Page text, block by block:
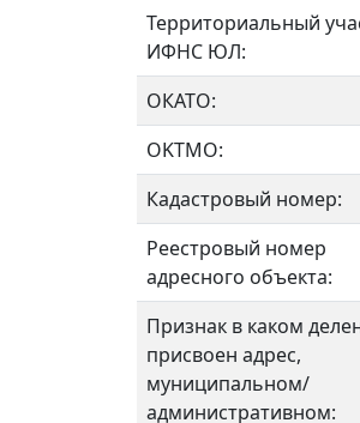
Территориальный
ИФНС ЮЛ:
ОКАТО:
OKTMO:
Кадастровый номер:
Реестровый номер
адресного объекта:
Признак в каком
присвоен адрес,
муниципальном/
административном: